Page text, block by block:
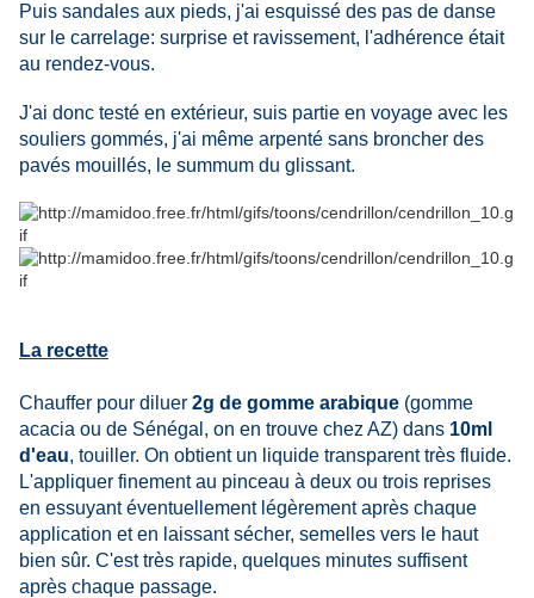
Puis sandales aux pieds, j'ai esquissé des pas de danse
sur le carrelage: surprise et ravissement, l'adhérence était
au rendez-vous.
J'ai donc testé en extérieur, suis partie en voyage avec les
souliers gommés, j'ai même arpenté sans broncher des
pavés mouillés, le summum du glissant.
La recette
Chauffer pour diluer 2g de gomme arabique (gomme
acacia ou de Sénégal, on en trouve chez AZ) dans 10ml
d'eau, touiller. On obtient un liquide transparent très fluide.
L'appliquer finement au pinceau à deux ou trois reprises
en essuyant éventuellement légèrement après chaque
application et en laissant sécher, semelles vers le haut
bien sûr. C'est très rapide, quelques minutes suffisent
après chaque passage.